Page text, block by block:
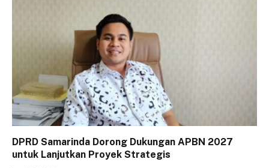
DPRD Samarinda Dorong Dukungan APBN 2027
untuk Lanjutkan Proyek Strategis